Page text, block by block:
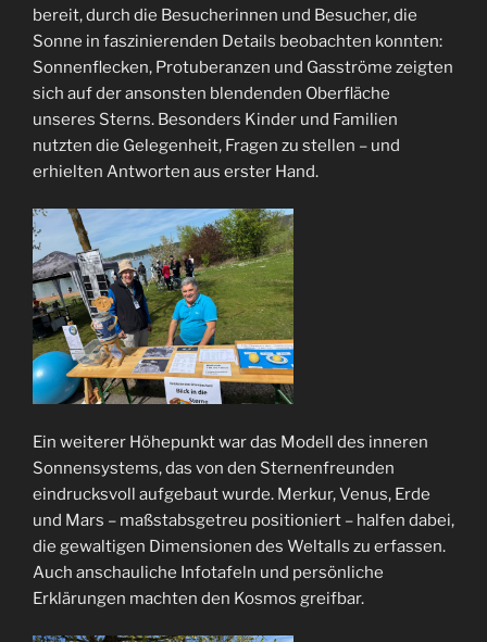
bereit, durch die Besucherinnen und Besucher, die
Sonne in faszinierenden Details beobachten konnten:
Sonnenflecken, Protuberanzen und Gasströme zeigten
sich auf der ansonsten blendenden Oberfläche
unseres Sterns. Besonders Kinder und Familien
nutzten die Gelegenheit, Fragen zu stellen – und
erhielten Antworten aus erster Hand.
Ein weiterer Höhepunkt war das Modell des inneren
Sonnensystems, das von den Sternenfreunden
eindrucksvoll aufgebaut wurde. Merkur, Venus, Erde
und Mars – maßstabsgetreu positioniert – halfen dabei,
die gewaltigen Dimensionen des Weltalls zu erfassen.
Auch anschauliche Infotafeln und persönliche
Erklärungen machten den Kosmos greifbar.